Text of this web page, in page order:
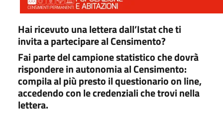
Hai ricevuto una lettera dall’Istat che ti
invita a partecipare al Censimento?
Fai parte del campione statistico che dovrà
rispondere in autonomia al Censimento:
compila al più presto il questionario on line,
accedendo con le credenziali che trovi nella
lettera.